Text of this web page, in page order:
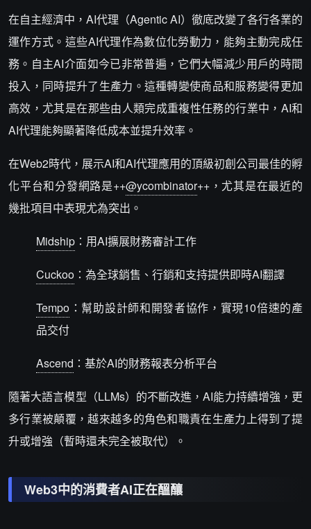
在自主經濟中，AI代理（Agentic AI）徹底改變了各行各業的
運作方式。這些AI代理作為數位化勞動力，能夠主動完成任
務。自主AI介面如今已非常普遍，它們大幅減少用戶的時間
投入，同時提升了生產力。這種轉變使商品和服務變得更加
高效，尤其是在那些由人類完成重複性任務的行業中，AI和
AI代理能夠顯著降低成本並提升效率。
在Web2時代，展示AI和AI代理應用的頂級初創公司最佳的孵
化平台和分發網路是++@ycombinator++，尤其是在最近的
幾批項目中表現尤為突出。
Midship ：用AI擴展財務審計工作
Cuckoo ：為全球銷售、行銷和支持提供即時AI翻譯
Tempo ：幫助設計師和開發者協作，實現10倍速的產
品交付
Ascend ：基於AI的財務報表分析平台
隨著大語言模型（LLMs）的不斷改進，AI能力持續增強，更
多行業被顛覆，越來越多的角色和職責在生產力上得到了提
升或增強（暫時還未完全被取代）。
Web3中的消費者AI正在醞釀